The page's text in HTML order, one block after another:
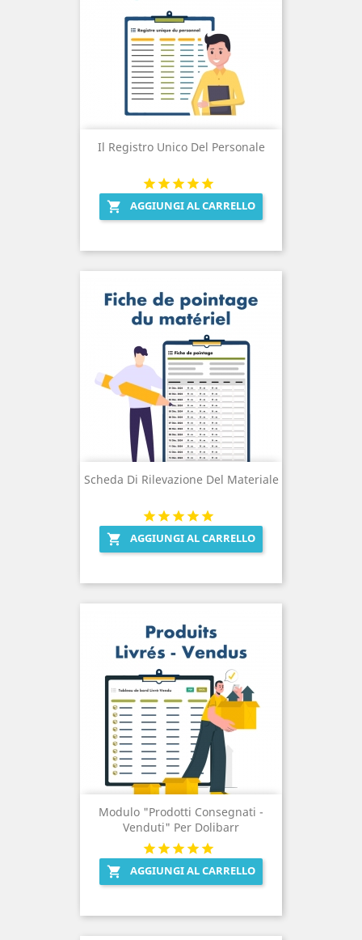
Il Registro Unico Del Personale
 AGGIUNGI AL CARRELLO
Scheda Di Rilevazione Del Materiale
 AGGIUNGI AL CARRELLO
Modulo "Prodotti Consegnati -
Venduti" Per Dolibarr
 AGGIUNGI AL CARRELLO